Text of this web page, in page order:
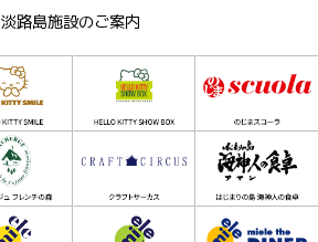
淡路島施設のご案内